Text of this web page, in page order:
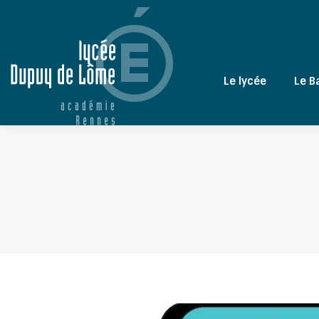
Le lycée Le